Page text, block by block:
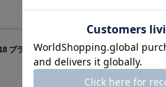
プラチナ ペアリング 18金 10金 Pt900